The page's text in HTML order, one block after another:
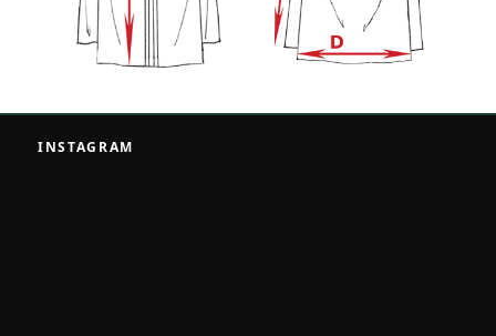
INSTAGRAM